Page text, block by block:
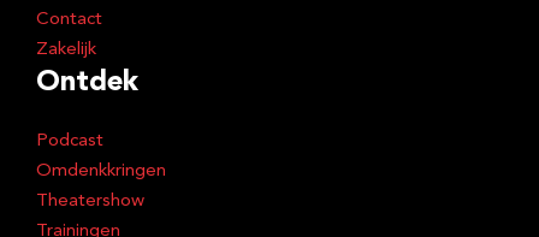
Contact
Zakelijk
Ontdek
Podcast
Omdenkkringen
Theatershow
Trainingen